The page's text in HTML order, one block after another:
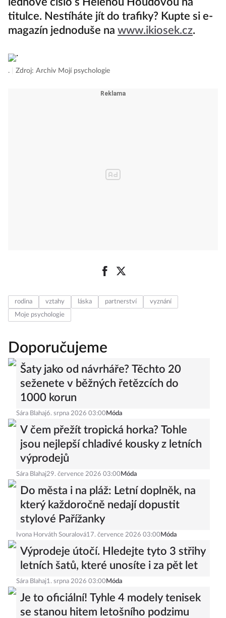
titulce. Nestíháte jít do trafiky? Kupte si e-
magazín jednoduše na www.ikiosek.cz.
. Zdroj: Archiv Mojí psychologie
rodina vztahy láska partnerství
vyznání
Moje psychologie
Doporučujeme
Šaty jako od návrháře? Těchto 20
seženete v běžných řetězcích do
1000 korun
Sára Blahaj6. srpna 2026 03:00 Móda
V čem přežít tropická horka? Tohle
jsou nejlepší chladivé kousky z letních
výprodejů
Sára Blahaj29. července 2026 03:00 Móda
Do města i na pláž: Letní doplněk, na
který každoročně nedají dopustit
stylové Pařížanky
Ivona Horváth Souralová17. července 2026 03:00 Móda
Výprodeje útočí. Hledejte tyto 3 střihy
letních šatů, které unosíte i za pět let
Sára Blahaj1. srpna 2026 03:00 Móda
Je to oficiální! Tyhle 4 modely tenisek
se stanou hitem letošního podzimu